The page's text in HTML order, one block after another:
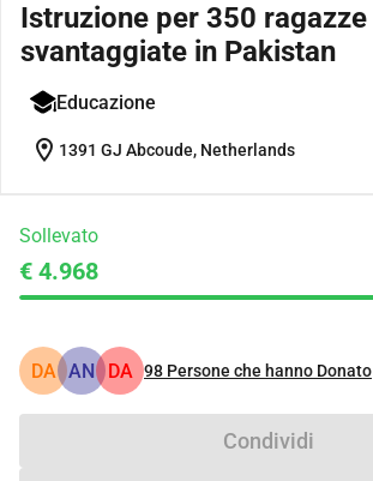
Istruzione per 350 ragazze
svantaggiate in Pakistan
Educazione
location_on 1391 GJ Abcoude, Netherlands
Sollevato
€ 4.968
DA AN DA 98 Persone che hanno Donato
Condividi